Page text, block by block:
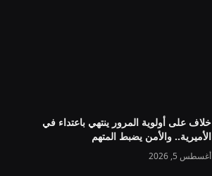
خلاف على أولوية المرور ينتهي باعتداء في
الأميرية.. والأمن يضبط المتهم
أغسطس 5, 2026